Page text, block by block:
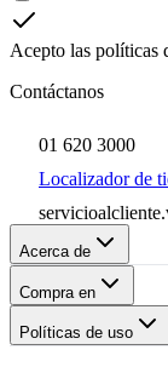
Acepto las políticas
Contáctanos
01 620 3000
Localizador de
Acerca de
Compra en
Políticas de uso